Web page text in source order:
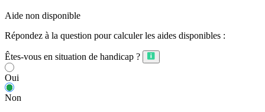
Aide non disponible
Répondez à la question pour calculer les aides disponibles :
Êtes-vous en situation de handicap ?
Oui
Non